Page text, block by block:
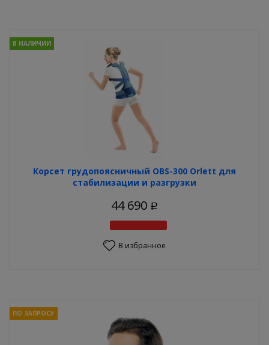
Корсет грудопоясничный OBS-300 Orlett для
стабилизации и разгрузки
В НАЛИЧИИ
44 690 Р
В избранное
ПО ЗАПРОСУ